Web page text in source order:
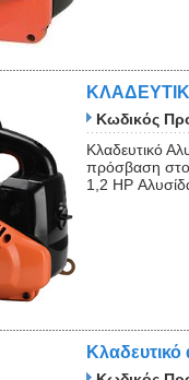
Κωδικός
Κλαδευτικό
πρόσβαση
1,2 HP